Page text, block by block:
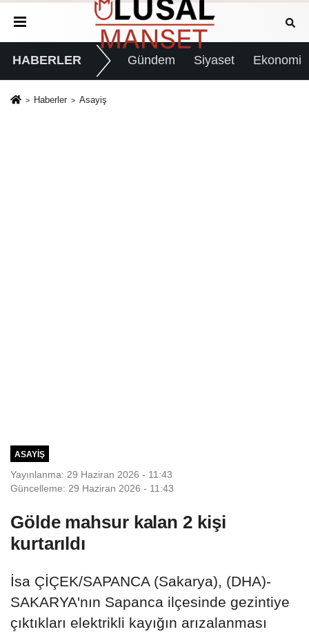
HABERLER Gündem Siyaset Ekonomi
Haberler Asayiş
ASAYIŞ
Yayınlanma: 29 Haziran 2026 - 11:43
Güncelleme: 29 Haziran 2026 - 11:43
Gölde mahsur kalan 2 kişi
kurtarıldı
İsa ÇİÇEK/SAPANCA (Sakarya), (DHA)-
SAKARYA'nın Sapanca ilçesinde gezintiye
çıktıkları elektrikli kayığın arızalanması